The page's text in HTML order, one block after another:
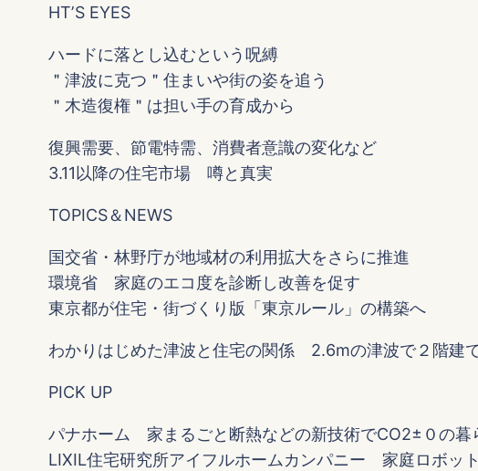
HTʼS EYES
ハードに落とし込むという呪縛
＂津波に克つ＂住まいや街の姿を追う
＂木造復権＂は担い手の育成から
復興需要、節電特需、消費者意識の変化など
3.11以降の住宅市場 噂と真実
TOPICS＆NEWS
国交省・林野庁が地域材の利用拡大をさらに推進
環境省 家庭のエコ度を診断し改善を促す
東京都が住宅・街づくり版「東京ルール」の構築へ
わかりはじめた津波と住宅の関係 2.6mの津波で２階建
PICK UP
パナホーム 家まるごと断熱などの新技術でCO2±０の暮
LIXIL住宅研究所アイフルホームカンパニー 家庭ロボッ